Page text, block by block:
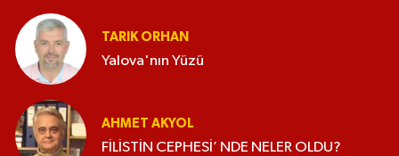
TARIK ORHAN
Yalova'nın Yüzü
AHMET AKYOL
FİLİSTİN CEPHESİ’ NDE NELER OLDU?